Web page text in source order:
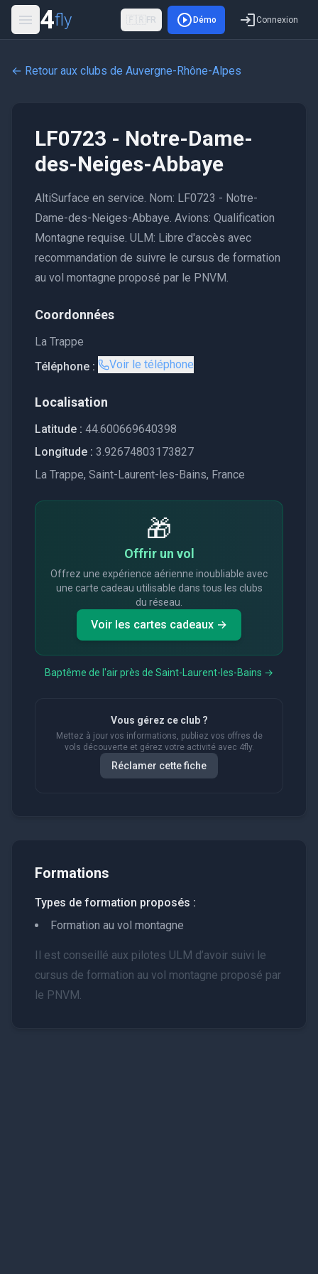
4fly 🇫🇷 FR Démo Connexion
← Retour aux clubs de Auvergne-Rhône-Alpes
LF0723 - Notre-Dame-
des-Neiges-Abbaye
AltiSurface en service. Nom: LF0723 - Notre-
Dame-des-Neiges-Abbaye. Avions: Qualification
Montagne requise. ULM: Libre d'accès avec
recommandation de suivre le cursus de formation
au vol montagne proposé par le PNVM.
Coordonnées
La Trappe
Téléphone :
Voir le téléphone
Localisation
Latitude : 44.600669640398
Longitude : 3.92674803173827
La Trappe, Saint-Laurent-les-Bains, France
🎁
Offrir un vol
Offrez une expérience aérienne inoubliable avec
une carte cadeau utilisable dans tous les clubs
du réseau.
Voir les cartes cadeaux →
Baptême de l'air près de Saint-Laurent-les-Bains →
Vous gérez ce club ?
Mettez à jour vos informations, publiez vos offres de
vols découverte et gérez votre activité avec 4fly.
Réclamer cette fiche
Formations
Types de formation proposés :
Formation au vol montagne
Il est conseillé aux pilotes ULM d’avoir suivi le
cursus de formation au vol montagne proposé par
le PNVM.